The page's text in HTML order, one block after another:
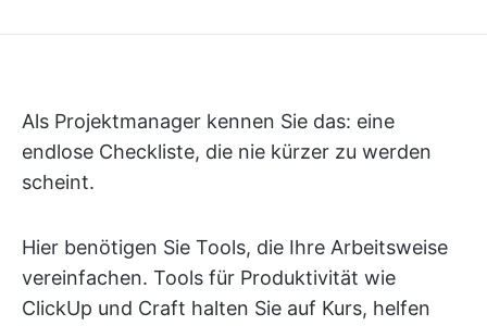
Als Projektmanager kennen Sie das: eine
endlose Checkliste, die nie kürzer zu werden
scheint.
Hier benötigen Sie Tools, die Ihre Arbeitsweise
vereinfachen. Tools für Produktivität wie
ClickUp und Craft halten Sie auf Kurs, helfen